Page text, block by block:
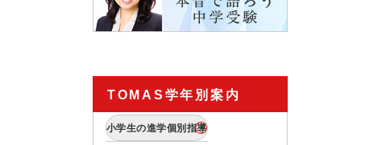
TOMAS学年別案内
小学生の進学個別指導